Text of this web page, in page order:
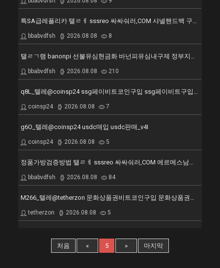
특SA급레플리카 탤ㄹㅔ sssreo 싸싸숴러,COM 샤넬핸드백 구로구 미러급 1대1 직구 명품 가방 구찌반지갑 남자명품지갑 UFJ
bbabvdfsh 2026.08.08 8
탤ㄹㄱ램 banonpi 선불유심현금화 바넌피유심내구제 정부지원긴급재난특별운영자금 20살소액대출 은평구 20만원30만원 급한돈드려요 CRV
bbabvdfsh 2026.08.08 210
q8L_텔레@coinsp24 ssg페이비트코인구입 ssg페이비트구입_l2C
coinsp24 2026.08.08 7
g6O_텔레@coinsp24 usdc매입 usdc판매_v4I
coinsp24 2026.08.08 5
정품가방검증방법 탤ㄹㅔ sssreo 싸싸숴러,COM 에르메스남자가방 고성군 미러급 1대1 직구 명품 가방 구찌반지갑 명품lv가방 TTZ
bbabvdfsh 2026.08.08 84
M266_텔레@tetherzon 문화상품권비트코인구입 문화상품권비트구입
tetherzon 2026.08.08 5
처음 « 5 » 마지막